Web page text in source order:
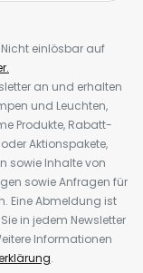
Nicht einlösbar auf
an und erhalten
und Leuchten,
Produkte, Rabatt-
Aktionspakete,
sowie Inhalte von
sowie Anfragen für
Eine Abmeldung ist
in jedem Newsletter
Informationen
.